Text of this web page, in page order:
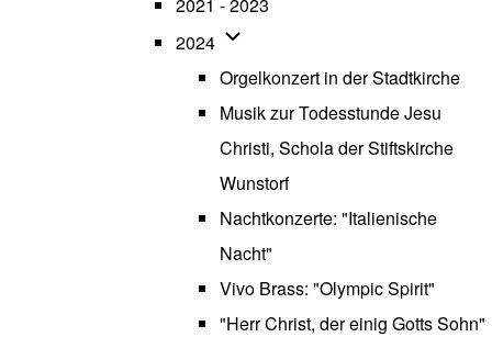
2024 Unternavigation von 2024
Orgelkonzert in der Stadtkirche
Musik zur Todesstunde Jesu
Christi, Schola der Stiftskirche
Wunstorf
Nachtkonzerte: "Italienische
Nacht"
Vivo Brass: "Olympic Spirit"
"Herr Christ, der einig Gotts Sohn"